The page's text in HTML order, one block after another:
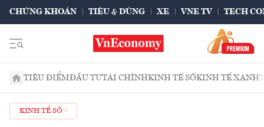
CHỨNG KHOÁN TIÊU & DÙNG XE VNE TV TECH
TIÊU ĐIỂMĐẦU TƯTÀI CHÍNHKINH TẾ SỐKINH TẾ XANH
KINH TẾ SỐ